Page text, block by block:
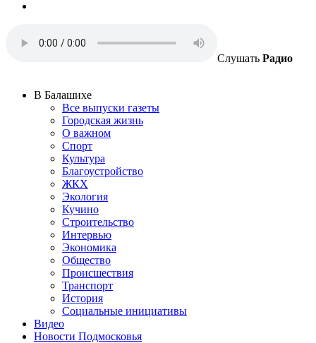
Слушать Радио
В Балашихе
Все выпуски газеты
Городская жизнь
О важном
Спорт
Культура
Благоустройство
ЖКХ
Экология
Кучино
Строительство
Интервью
Экономика
Общество
Происшествия
Транспорт
История
Социальные инициативы
Видео
Новости Подмосковья